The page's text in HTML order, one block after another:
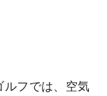
ルフでは、空気